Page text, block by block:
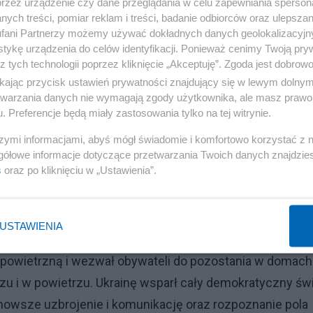
Reklama
przeprowadziła zmasowane ataki rakietowe na
m.in. w Kijowie, Charkowie i Odessie. Celem było
Ukrainy.
na Kijów, z terytorium Federacji Rosyjskiej na
południe kraju.
wielu miastach, m.in. w Mariupolu, Charkowie, Kijowie
i wezwał obywateli do pozostania w
i w powietrzu. Ukrainę wsparł cały demokratyczny
uzbrojenie i komunikację oraz rozpoznanie pola
treści, pomiar reklam i treści, badanie odbiorców oraz
Partnerzy możemy używać dokładnych danych
urządzenia do celów identyfikacji. Ponieważ cenimy Twoją
tych technologii poprzez kliknięcie „Akceptuję”. Zgoda jest
przycisk ustawień prywatności znajdujący się w lewym
danych nie wymagają zgody użytkownika, ale masz
Preferencje będą miały zastosowania tylko na tej witrynie.
informacjami, abyś mógł świadomie i komfortowo korzystać z
informacje dotyczące przetwarzania Twoich danych
oraz po kliknięciu w „Ustawienia”.
USTAWIENIA